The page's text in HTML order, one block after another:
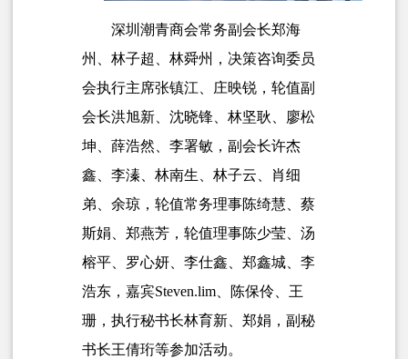
深圳潮青商会常务副会长郑海
州、林子超、林舜州，决策咨询委员
会执行主席张镇江、庄映锐，轮值副
会长洪旭新、沈晓锋、林坚耿、廖松
坤、薛浩然、李署敏，副会长许杰
鑫、李溱、林南生、林子云、肖细
弟、余琼，轮值常务理事陈绮慧、蔡
斯娟、郑燕芳，轮值理事陈少莹、汤
榕平、罗心妍、李仕鑫、郑鑫城、李
浩东，嘉宾Steven.lim、陈保伶、王
珊，执行秘书长林育新、郑娟，副秘
书长王倩珩等参加活动。